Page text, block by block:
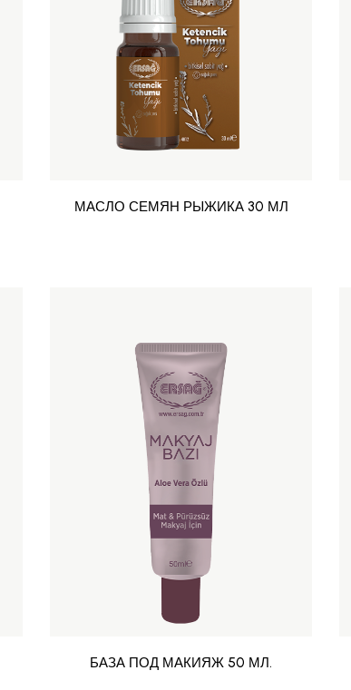
МАСЛО СЕМЯН РЫЖИКА 30 МЛ
БАЗА ПОД МАКИЯЖ 50 МЛ.